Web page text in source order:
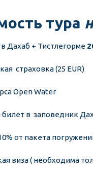
тура
Дахаб + Тистлегорме
страховка (25 EUR)
Open Water
в  заповедник
от пакета
виза ( необходима